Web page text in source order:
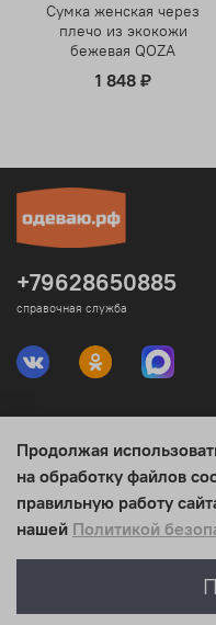
Сумка женская через
плечо из экокожи
бежевая QOZA
1 848 ₽
Юридическая
Интересное
+79628650885
справочная служба
Продолжая
на обработку файлов
правильную работу
нашей Политикой